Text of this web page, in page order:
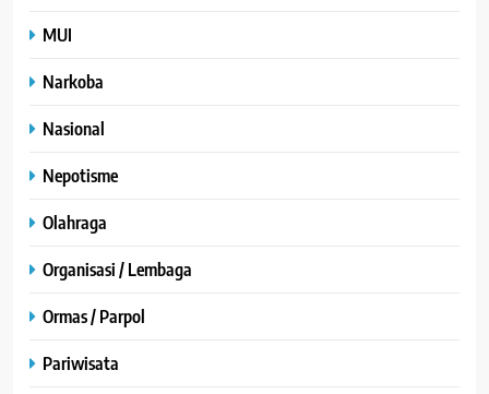
MUI
Narkoba
Nasional
Nepotisme
Olahraga
Organisasi / Lembaga
Ormas / Parpol
Pariwisata